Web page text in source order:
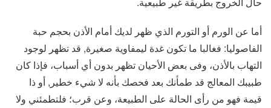
أما عن الورم أو التورم الذي ظهر لديك أمام الأذن بحجم حبة
الفاصوليا: فغالبا ما تكون غدة ليمفاوية صغيرة, قد تظهر لوجود
التهاب بالأذن، وفى بعض الأحيان تظهر بدون أي أسباب، فإذا كان
طبيبك المعالج قد طمأنك بعد فحصك بأنه لا شيء خطير, أو ذا
قيمة فهو من رأى الحالة على الطبيعة، وعن قرب؛ فلتطمئني ولا